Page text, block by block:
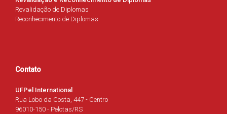
Revalidação de Diplomas
Reconhecimento de Diplomas
Contato
UFPel International
Rua Lobo da Costa, 447 - Centro
96010-150 - Pelotas/RS